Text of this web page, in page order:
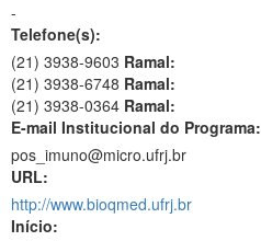
-
Telefone(s):
(21) 3938-9603 Ramal:
(21) 3938-6748 Ramal:
(21) 3938-0364 Ramal:
E-mail Institucional do Programa:
pos_imuno@micro.ufrj.br
URL:
http://www.bioqmed.ufrj.br
Início: